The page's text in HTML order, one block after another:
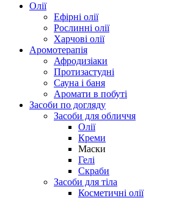
Олії
Ефірні олії
Рослинні олії
Харчові олії
Аромотерапія
Афродизіаки
Протизастудні
Сауна і баня
Аромати в побуті
Засоби по догляду
Засоби для обличчя
Олії
Креми
Маски
Гелі
Скраби
Засоби для тіла
Косметичні олії